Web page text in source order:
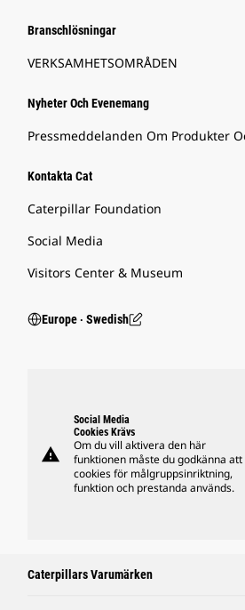
Branschlösningar
VERKSAMHETSOMRÅDEN
Nyheter Och Evenemang
Pressmeddelanden Om Produkter
Kontakta Cat
Caterpillar Foundation
Social Media
Visitors Center & Museum
Europe ‧ Swedish
warning
Social Media
Cookies Krävs
Om du vill aktivera den här
funktionen måste du godkänna att
cookies för målgruppsinriktning,
funktion och prestanda används.
Caterpillars Varumärken